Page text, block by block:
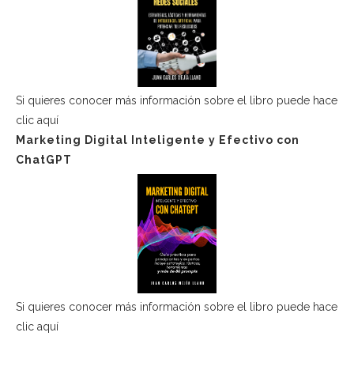
Si quieres conocer más información sobre el libro puede hace
clic aquí
Marketing Digital Inteligente y Efectivo con
ChatGPT
Si quieres conocer más información sobre el libro puede hace
clic aquí